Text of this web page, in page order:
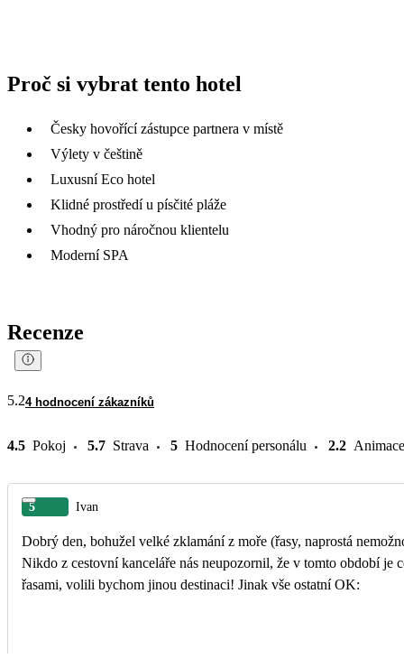
Proč si vybrat tento hotel
Česky hovořící zástupce partnera v místě
Výlety v češtině
Luxusní Eco hotel
Klidné prostředí u písčité pláže
Vhodný pro náročnou klientelu
Moderní SPA
Recenze
5.24 hodnocení zákazníků
4.5 Pokoj 5.7 Strava 5 Hodnocení personálu 2.2 Animace
5 Ivan
Dobrý den, bohužel velké zklamání z moře (řasy, naprostá
Nikdo z cestovní kanceláře nás neupozornil, že v tomto období je celý Karibik
řasami, volili bychom jinou destinaci! Jinak vše ostatní OK: